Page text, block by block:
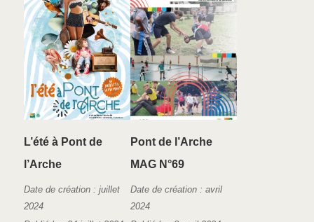
L’été à Pont de
l’Arche
Date de création : juillet
2024
Pont de l’Arche
MAG N°69
Date de création : avril
2024